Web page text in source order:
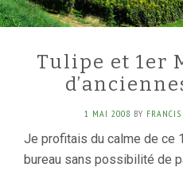
Tulipe et 1er
1 MAI 2008 BY FRANCIS
Je profitais du calme de ce
bureau sans possibilité de